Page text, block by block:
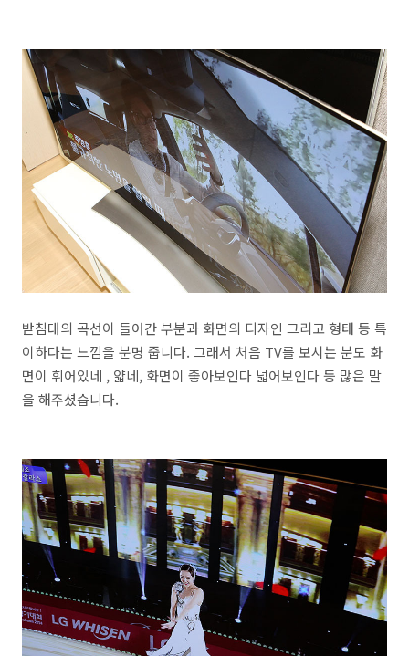
받침대의 곡선이 들어간 부분과 화면의 디자인 그리고 형태 등 특
이하다는 느낌을 분명 줍니다. 그래서 처음 TV를 보시는 분도 화
면이 휘어있네 , 얇네, 화면이 좋아보인다 넓어보인다 등 많은 말
을 해주셨습니다.